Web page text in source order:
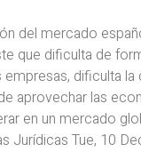
del mercado
que dificulta de
empresas, dificulta
aprovechar las
en un mercado
Jurídicas Tue, 10